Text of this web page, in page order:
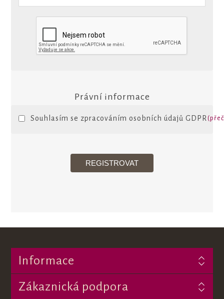
Právní informace
Souhlasím se zpracováním osobních údajů GDPR
Informace
Zákaznická podpora